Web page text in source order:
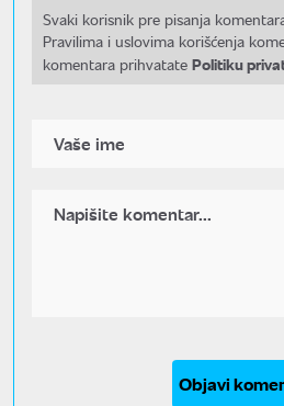
Svaki korisnik pre pisanja
Pravilima i uslovima korišćenja
komentara prihvatate Politiku
Objavi